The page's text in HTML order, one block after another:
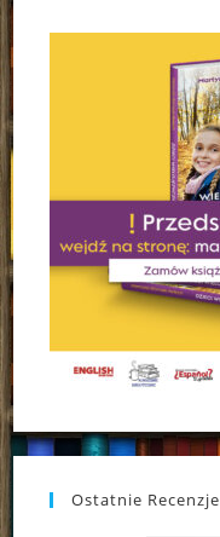
Ostatnie Recenzje